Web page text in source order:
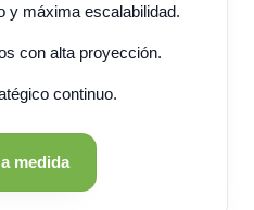
y máxima escalabilidad.
con alta proyección.
continuo.
medida